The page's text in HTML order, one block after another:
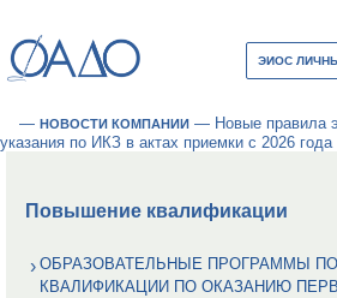
ЭИОС
— НОВОСТИ КОМПАНИИ — Новые правила
указания по ИКЗ в актах приемки с 2026 года
Повышение квалификации
ОБРАЗОВАТЕЛЬНЫЕ ПРОГРАММЫ
КВАЛИФИКАЦИИ ПО ОКАЗАНИЮ